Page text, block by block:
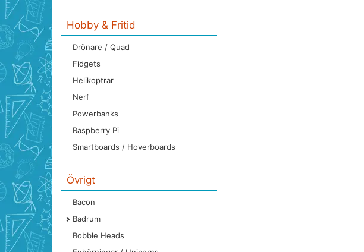
Hobby & Fritid
Drönare / Quad
Fidgets
Helikoptrar
Nerf
Powerbanks
Raspberry Pi
Smartboards / Hoverboards
Övrigt
Bacon
Badrum
Bobble Heads